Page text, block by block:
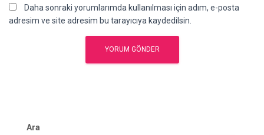
Daha sonraki yorumlarımda kullanılması için adım, e-posta
adresim ve site adresim bu tarayıcıya kaydedilsin.
Ara